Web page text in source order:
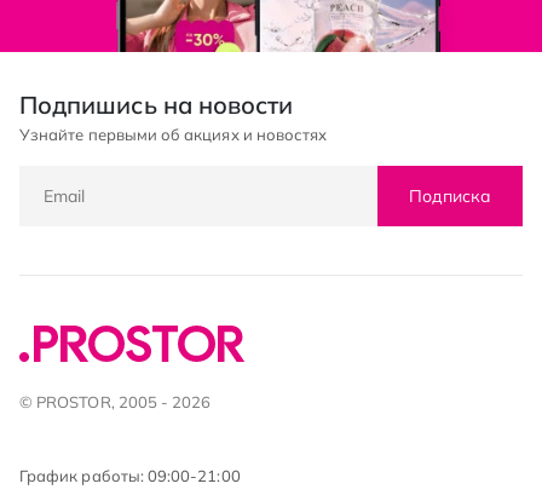
Подпишись на новости
Узнайте первыми об акциях и новостях
Подписка
© PROSTOR, 2005 - 2026
График работы: 09:00-21:00